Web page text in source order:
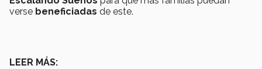
verse beneficiadas de este.
LEER MÁS: